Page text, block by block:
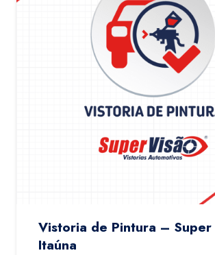
Vistoria de Pintura – Super
Itaúna